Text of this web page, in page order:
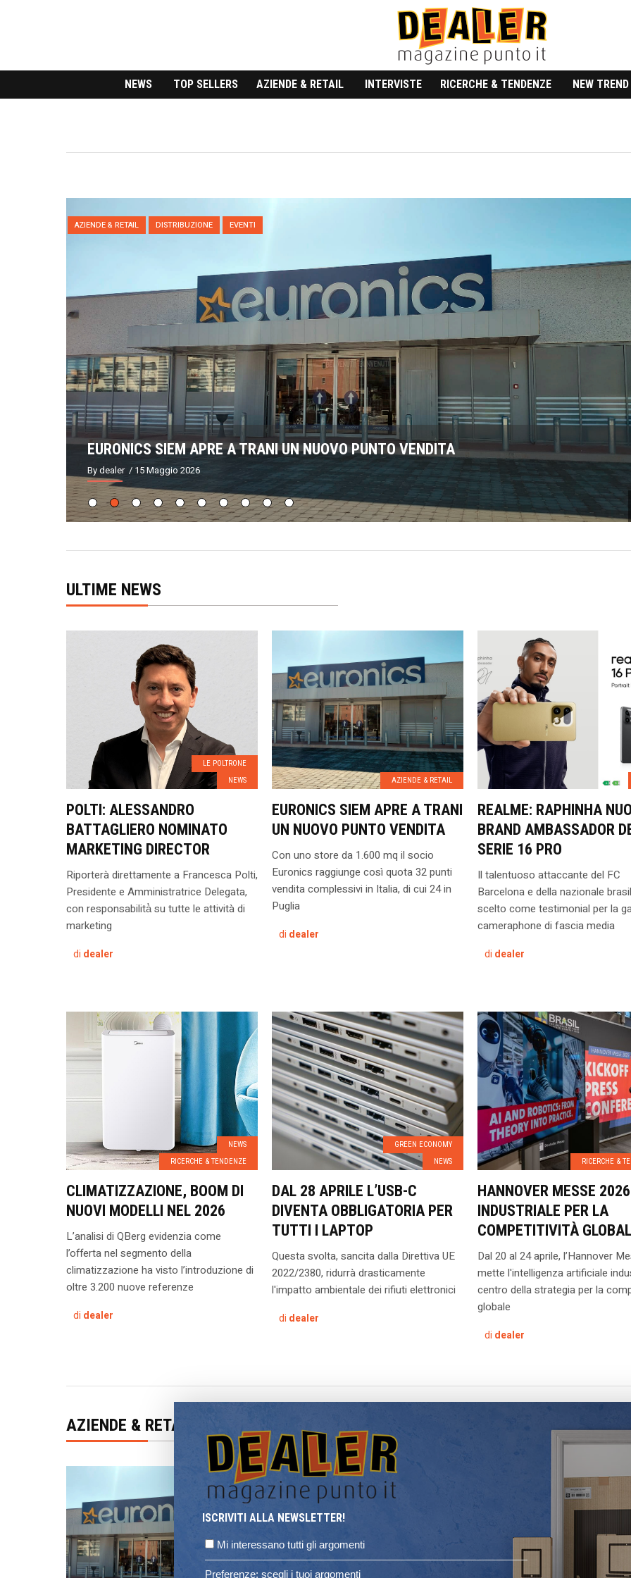
NEWS TOP SELLERS AZIENDE & RETAIL INTERVISTE RICERCHE & TENDENZE NEW TREND
NEWS TELEFONIA TOP SELLERS
REALME: RAPHINHA NUOVO BRAND AMBASSADOR DELLA SERIE 16 PRO
By dealer/ 28 Aprile 2026
ULTIME NEWS
LE POLTRONE
NEWS
POLTI: ALESSANDRO
BATTAGLIERO NOMINATO
MARKETING DIRECTOR
Riporterà direttamente a Francesca Polti,
Presidente e Amministratrice Delegata,
con responsabilità̀ su tutte le attività di
marketing
di dealer
AZIENDE & RETAIL
EURONICS SIEM APRE A TRANI
UN NUOVO PUNTO VENDITA
Con uno store da 1.600 mq il socio
Euronics raggiunge così quota 32 punti
vendita complessivi in Italia, di cui 24 in
Puglia
di dealer
REALME: RAPHINHA
BRAND AMBASSADOR
SERIE 16 PRO
Il talentuoso attaccante del FC
Barcelona e della nazionale
scelto come testimonial per la
cameraphone di fascia media
di dealer
NEWS
RICERCHE & TENDENZE
CLIMATIZZAZIONE, BOOM DI
NUOVI MODELLI NEL 2026
L’analisi di QBerg evidenzia come
l’offerta nel segmento della
climatizzazione ha visto l’introduzione di
oltre 3.200 nuove referenze
di dealer
GREEN ECONOMY
NEWS
DAL 28 APRILE L’USB-C
DIVENTA OBBLIGATORIA PER
TUTTI I LAPTOP
Questa svolta, sancita dalla Direttiva UE
2022/2380, ridurrà drasticamente
l'impatto ambientale dei rifiuti elettronici
di dealer
RICERCHE &
HANNOVER MESSE
INDUSTRIALE PER LA
COMPETITIVITÀ
Dal 20 al 24 aprile, l’Hannover
mette l'intelligenza artificiale
centro della strategia per la
globale
di dealer
AZIENDE & RETAIL
ISCRIVITI ALLA NEWSLETTER!
Mi interessano tutti gli argomenti
Preferenze: scegli i tuoi argomenti